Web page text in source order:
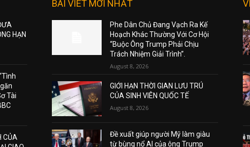
HẠN
Tài
CỦA
BÀI VIẾT MỚI NHẤT
Phe Dân Chủ Đang Vạch Ra Kế
Hoạch Khác Thường Với Cơ Hội
“Buộc Ông Trump Phải Chịu
Trách Nhiệm Giải Trình”.
August 8, 2026
GIỚI HẠN THỜI GIAN LƯU TRÚ
CỦA SINH VIÊN QUỐC TẾ
August 8, 2026
Đề xuất giúp người Mỹ làm giàu
từ bùng nổ AI của ông Trump